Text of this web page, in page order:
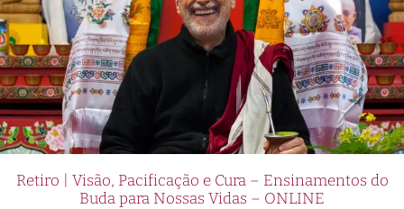
Retiro | Visão, Pacificação e Cura – Ensinamentos do
Buda para Nossas Vidas – ONLINE